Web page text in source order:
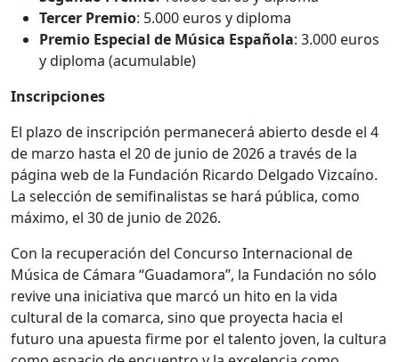
Tercer Premio: 5.000 euros y diploma
Premio Especial de Música Española: 3.000 euros
y diploma (acumulable)
Inscripciones
El plazo de inscripción permanecerá abierto desde el 4
de marzo hasta el 20 de junio de 2026 a través de la
página web de la Fundación Ricardo Delgado Vizcaíno.
La selección de semifinalistas se hará pública, como
máximo, el 30 de junio de 2026.
Con la recuperación del Concurso Internacional de
Música de Cámara “Guadamora”, la Fundación no sólo
revive una iniciativa que marcó un hito en la vida
cultural de la comarca, sino que proyecta hacia el
futuro una apuesta firme por el talento joven, la cultura